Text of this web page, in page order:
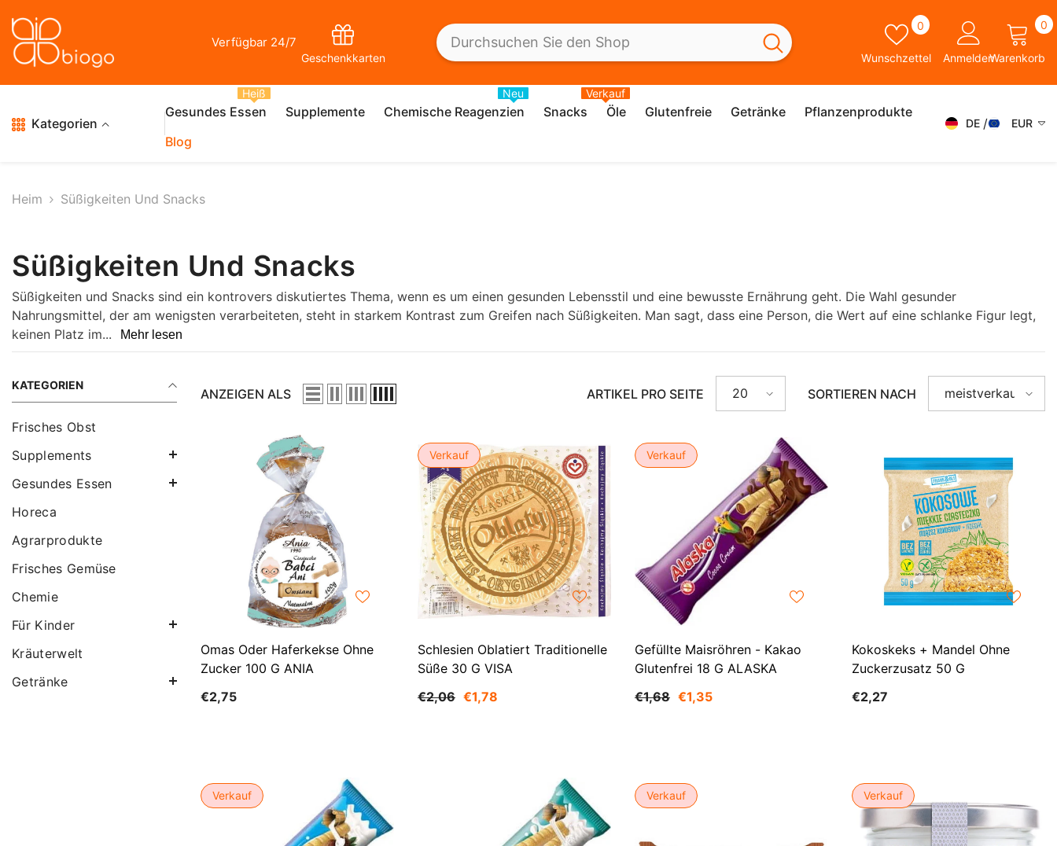
Verfügbar 24/7
Geschenkkarten Wunschzettel
0 Wunschzettel
AnmeldenWarenkorb
0 0
Kategorien
Gesundes Essen
Heiß
Supplemente Chemische Reagenzien
Neu
Snacks Öle
Verkauf
Glutenfreie Getränke
Pflanzenprodukte
Blog
DE
SV
ZH-
CN
DA
FI
HI
NL
PT-
EL
HU
EUR
AWG
AZN
BBD
BIF
BND
BOB
BSD
BWP
CAD
CRC
CVE
Heim Süßigkeiten Und Snacks
Süßigkeiten Und Snacks
Süßigkeiten und Snacks sind ein kontrovers diskutiertes Thema, wenn es um einen gesunden Lebensstil und eine bewusste Ernährung geht. Die Wahl gesunder
Nahrungsmittel, der am wenigsten verarbeiteten, steht in starkem Kontrast zum Greifen nach Süßigkeiten. Man sagt, dass eine Person, die Wert auf eine schlanke Figur legt,
keinen Platz im...
Mehr lesen
KATEGORIEN
Frisches Obst
Supplements
Gesundes Essen
Horeca
Agrarprodukte
Frisches Gemüse
Chemie
Für Kinder
Kräuterwelt
Getränke
ANZEIGEN ALS ARTIKEL PRO SEITE 20 SORTIEREN NACH meistverkauft
Omas Oder Haferkekse Ohne
Zucker 100 G ANIA
€2,75
Verkauf
Schlesien Oblatiert Traditionelle
Süße 30 G VISA
€2,06 €1,78
Verkauf
Gefüllte Maisröhren - Kakao
Glutenfrei 18 G ALASKA
€1,68 €1,35
Kokoskeks + Mandel Ohne
Zuckerzusatz 50 G
€2,27
Verkauf Verkauf Verkauf